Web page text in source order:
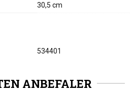
30,5 cm
534401
ANBEFALER